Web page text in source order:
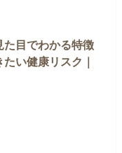
た目でわかる特徴
い健康リスク｜